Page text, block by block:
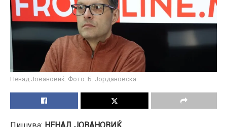
Ненад Јовановиќ. Фото: Б. Јордановска